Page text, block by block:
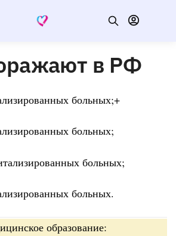
в РФ
больных;+
больных;
больных;
больных.
образование: